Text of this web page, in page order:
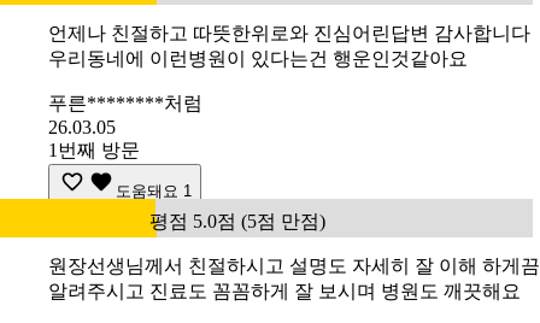
언제나 친절하고 따뜻한위로와 진심어린답변 감사합니다
우리동네에 이런병원이 있다는건 행운인것같아요
푸른********처럼
26.03.05
1번째 방문
도움돼요 1
평점 5.0점 (5점 만점)
원장선생님께서 친절하시고 설명도 자세히 잘 이해 하게끔
알려주시고 진료도 꼼꼼하게 잘 보시며 병원도 깨끗해요